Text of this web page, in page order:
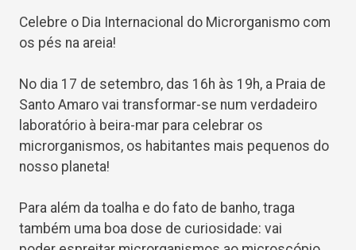
Celebre o Dia Internacional do Microrganismo com
os pés na areia!
No dia 17 de setembro, das 16h às 19h, a Praia de
Santo Amaro vai transformar-se num verdadeiro
laboratório à beira-mar para celebrar os
microrganismos, os habitantes mais pequenos do
nosso planeta!
Para além da toalha e do fato de banho, traga
também uma boa dose de curiosidade: vai